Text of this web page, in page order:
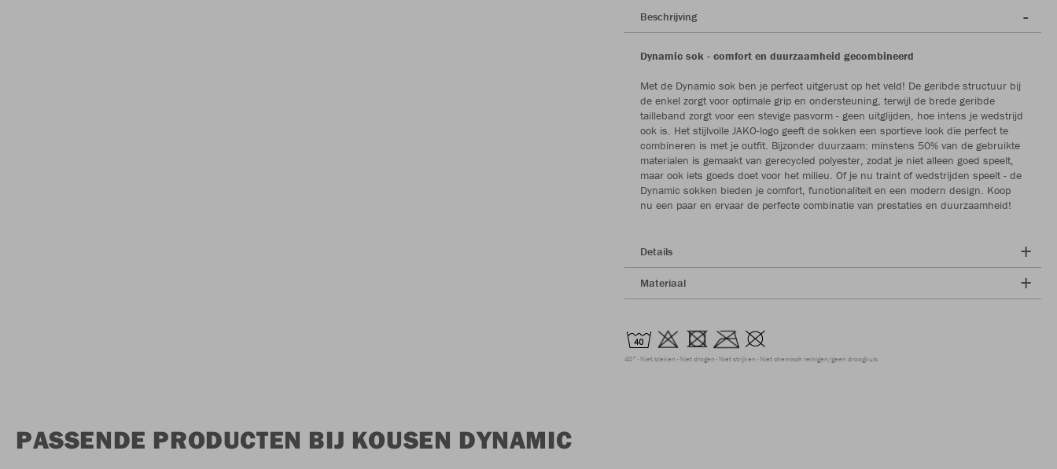
Beschrijving
Dynamic sok - comfort en duurzaamheid gecombineerd
Met de Dynamic sok ben je perfect uitgerust op het veld! De geribde structuur bij
de enkel zorgt voor optimale grip en ondersteuning, terwijl de brede geribde
tailleband zorgt voor een stevige pasvorm - geen uitglijden, hoe intens je wedstrijd
ook is. Het stijlvolle JAKO-logo geeft de sokken een sportieve look die perfect te
combineren is met je outfit. Bijzonder duurzaam: minstens 50% van de gebruikte
materialen is gemaakt van gerecycled polyester, zodat je niet alleen goed speelt,
maar ook iets goeds doet voor het milieu. Of je nu traint of wedstrijden speelt - de
Dynamic sokken bieden je comfort, functionaliteit en een modern design. Koop
nu een paar en ervaar de perfecte combinatie van prestaties en duurzaamheid!
Details
Materiaal
40° Niet bleken Niet drogen Niet strijken Niet chemisch reinigen/geen droogkuis
PASSENDE PRODUCTEN BIJ KOUSEN DYNAMIC